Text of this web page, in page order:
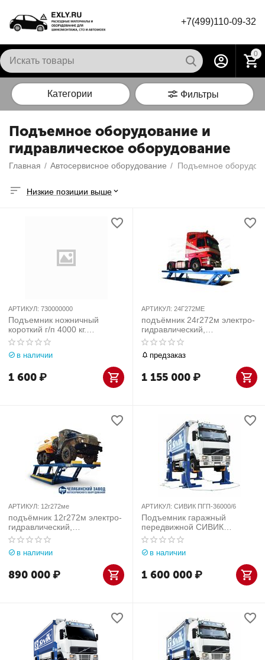
+7(499)110-09-32
0
Категории Фильтры
Подъемное оборудование и
гидравлическое оборудование
Главная / Автосервисное оборудование /
Низкие позиции выше
АРТИКУЛ: 730000000
Подъемник ножничный
короткий г/п 4000 кг.
заглубляемый OMCN
(Италия)
в наличии
1 600₽
АРТИКУЛ: 24Г272МE
подъёмник 24г272м электро-
гидравлический,
платформенный,
грузоподъёмность - 12 т
предзаказ
1 155 000₽
АРТИКУЛ: 12г272ме
подъёмник 12г272м электро-
гидравлический,
платформенный,
грузоподъёмность - 12 т
в наличии
890 000₽
АРТИКУЛ: СИВИК ПГП-36000/6
Подъемник гаражный
передвижной СИВИК
ПГП-36000
в наличии
1 600 000₽